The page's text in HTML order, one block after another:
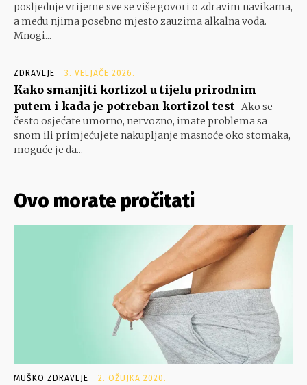
posljednje vrijeme sve se više govori o zdravim navikama,
a među njima posebno mjesto zauzima alkalna voda.
Mnogi...
ZDRAVLJE 3. VELJAČE 2026.
Kako smanjiti kortizol u tijelu prirodnim
putem i kada je potreban kortizol test Ako se
često osjećate umorno, nervozno, imate problema sa
snom ili primjećujete nakupljanje masnoće oko stomaka,
moguće je da...
Ovo morate pročitati
MUŠKO ZDRAVLJE 2. OŽUJKA 2020.